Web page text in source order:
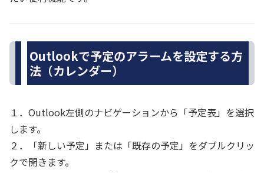
Outlookで予定のアラームを設定する方
法（カレンダー）
１．Outlook左側のナビゲーションから「予定表」を選択
します。
２．「新しい予定」または「既存の予定」をダブルクリッ
クで開きます。